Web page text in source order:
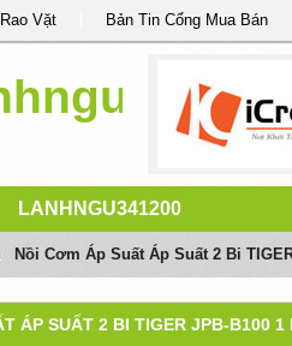
Rao Vặt Bản Tin Cổng Mua Bán
LANHNGU341200
Nồi Cơm Áp Suất Áp Suất 2 Bi
ÁP SUẤT 2 BI TIGER JPB-B100